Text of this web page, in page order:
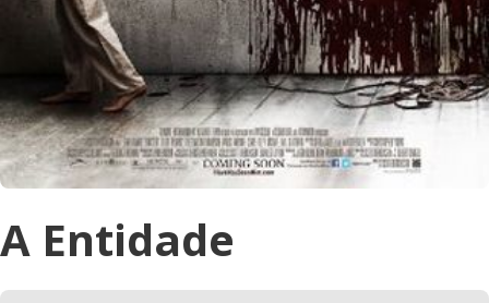
A Entidade